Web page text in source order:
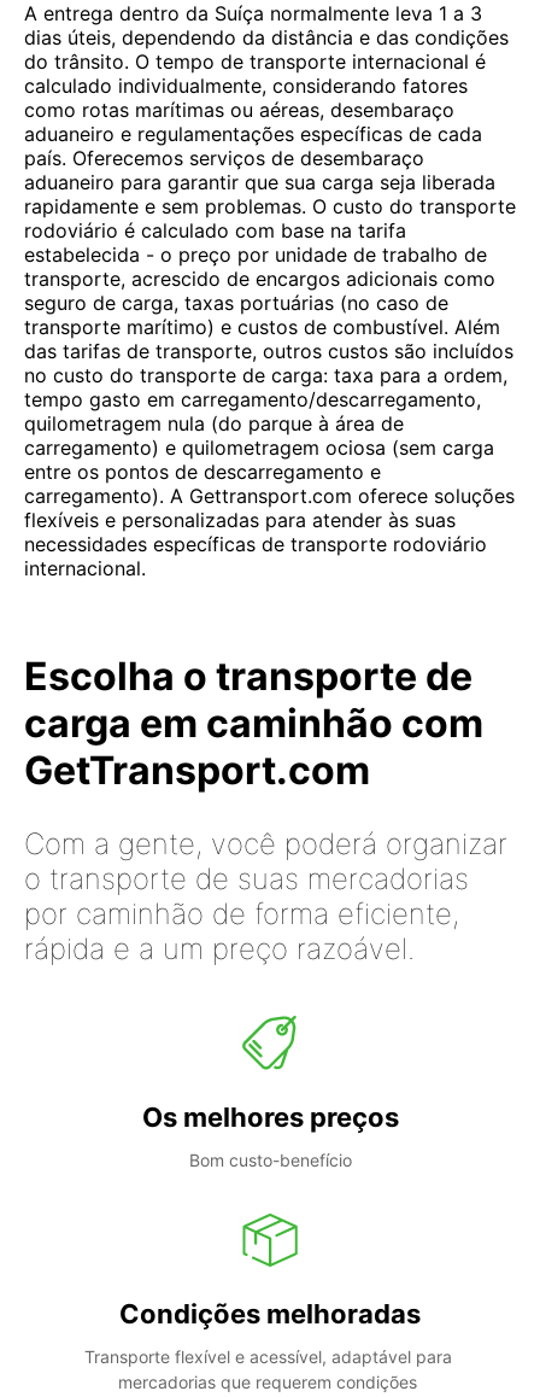
A entrega dentro da Suíça normalmente leva 1 a 3
dias úteis, dependendo da distância e das condições
do trânsito. O tempo de transporte internacional é
calculado individualmente, considerando fatores
como rotas marítimas ou aéreas, desembaraço
aduaneiro e regulamentações específicas de cada
país. Oferecemos serviços de desembaraço
aduaneiro para garantir que sua carga seja liberada
rapidamente e sem problemas. O custo do transporte
rodoviário é calculado com base na tarifa
estabelecida - o preço por unidade de trabalho de
transporte, acrescido de encargos adicionais como
seguro de carga, taxas portuárias (no caso de
transporte marítimo) e custos de combustível. Além
das tarifas de transporte, outros custos são incluídos
no custo do transporte de carga: taxa para a ordem,
tempo gasto em carregamento/descarregamento,
quilometragem nula (do parque à área de
carregamento) e quilometragem ociosa (sem carga
entre os pontos de descarregamento e
carregamento). A Gettransport.com oferece soluções
flexíveis e personalizadas para atender às suas
necessidades específicas de transporte rodoviário
internacional.
Escolha o transporte de
carga em caminhão com
GetTransport.com
Com a gente, você poderá organizar
o transporte de suas mercadorias
por caminhão de forma eficiente,
rápida e a um preço razoável.
Os melhores preços
Bom custo-benefício
Condições melhoradas
Transporte flexível e acessível, adaptável para
mercadorias que requerem condições